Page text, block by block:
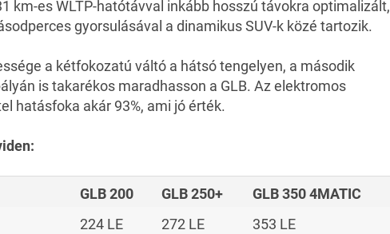
km-es WLTP-hatótávval inkább hosszú távokra optimalizált,
gyorsulásával a dinamikus SUV-k közé tartozik.
a kétfokozatú váltó a hátsó tengelyen, a második
is takarékos maradhasson a GLB. Az elektromos
hatásfoka akár 93%, ami jó érték.
GLB 200 GLB 250+
GLB 350 4MATIC
224 LE 272 LE
353 LE